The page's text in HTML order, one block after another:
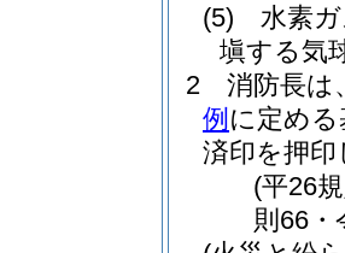
(5)
水素
塡する気
2
消防長は
例 に定め
済印を押
(平26
則66・